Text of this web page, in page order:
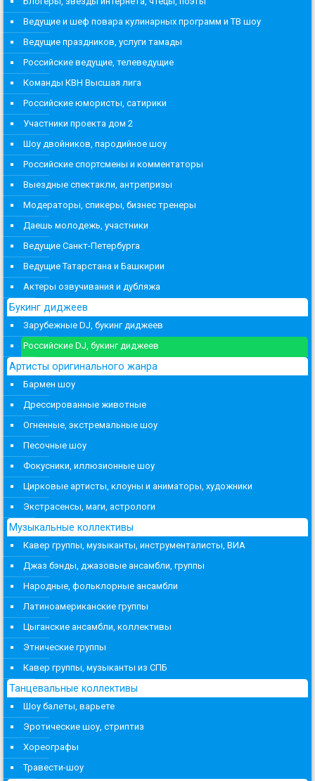
Ведущие и шеф повара кулинарных программ и ТВ шоу
Ведущие праздников, услуги тамады
Российские ведущие, телеведущие
Команды КВН Высшая лига
Российские юмористы, сатирики
Участники проекта дом 2
Шоу двойников, пародийное шоу
Российские спортсмены и комментаторы
Выездные спектакли, антрепризы
Модераторы, спикеры, бизнес тренеры
Даешь молодежь, участники
Ведущие Санкт-Петербурга
Ведущие Татарстана и Башкирии
Актеры озвучивания и дубляжа
Букинг диджеев
Зарубежные DJ, букинг диджеев
Российские DJ, букинг диджеев
Артисты оригинального жанра
Бармен шоу
Дрессированные животные
Огненные, экстремальные шоу
Песочные шоу
Фокусники, иллюзионные шоу
Цирковые артисты, клоуны и аниматоры, художники
Экстрасенсы, маги, астрологи
Музыкальные коллективы
Кавер группы, музыканты, инструменталисты, ВИА
Джаз бэнды, джазовые ансамбли, группы
Народные, фольклорные ансамбли
Латиноамериканские группы
Цыганские ансамбли, коллективы
Этнические группы
Кавер группы, музыканты из СПБ
Танцевальные коллективы
Шоу балеты, варьете
Эротические шоу, стриптиз
Хореографы
Травести-шоу